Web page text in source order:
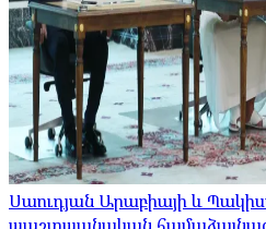
Սաուդյան Արաբիայի և